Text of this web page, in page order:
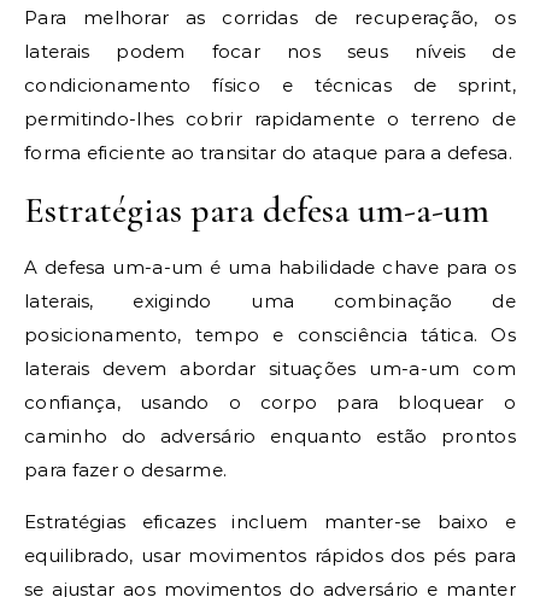
Para melhorar as corridas de recuperação, os
laterais podem focar nos seus níveis de
condicionamento físico e técnicas de sprint,
permitindo-lhes cobrir rapidamente o terreno de
forma eficiente ao transitar do ataque para a defesa.
Estratégias para defesa um-a-um
A defesa um-a-um é uma habilidade chave para os
laterais, exigindo uma combinação de
posicionamento, tempo e consciência tática. Os
laterais devem abordar situações um-a-um com
confiança, usando o corpo para bloquear o
caminho do adversário enquanto estão prontos
para fazer o desarme.
Estratégias eficazes incluem manter-se baixo e
equilibrado, usar movimentos rápidos dos pés para
se ajustar aos movimentos do adversário e manter